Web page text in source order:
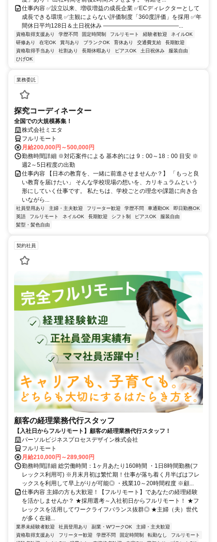
仕事内容 ✅設立以来、増収増益の成長企業 ✅ECディレクターとして
成長できる環境 ✅主観によらない評価制度「360度評価」を採用 ✅年
間休日平均128日＆土日祝休み ―――――――――――――...
資格取得支援あり 学歴不問 固定時間制 フルリモート 経験者歓迎
ネイルOK
研修あり
在宅OK 賞与あり ブランクOK 育休あり 交通費支給
長期歓迎
資格取得手当あり
社割あり 長期休暇あり ピアスOK 土日祝休み
服装自由
ひげOK
業務委託
探究コーディネーター
全国での大規模募集！
株式会社ミエタ
フルリモート
月給200,000円～500,000円
勤務時間詳細 ※対応案件による 基本的には 9：00～18：00 目安 ※
週2～5日程度の出勤
仕事内容 【日本の教育を、一緒に前進させませんか？】 「もっと良
い教育を届けたい」 そんな学校現場の想いを、カリキュラムという
形にしていく仕事です。 私たちは、学校ごとの理念や課題に向き合
いながら...
社員登用あり 主婦・主夫歓迎 フリーター歓迎 学歴不問 車通勤OK
即日勤務OK
英語
フルリモート ネイルOK 長期歓迎 シフト制 ピアスOK
服装自由
髪型・髪色自由
契約社員
顧客の経理業務代行スタッフ
【入社日からフルリモート】顧客の経理業務代行スタッフ！
パーソルビジネスプロセスデザイン株式会社
フルリモート
月給210,000円～289,900円
勤務時間詳細 総労働時間：1ヶ月あたり160時間 ・1日8時間勤務(フ
レックス利用可) ※月末月初は繁忙期！仕事が落ち着く月半ばはフレ
ックスを利用して早上がりが可能◎ ・残業10～20時間程度 ※顧...
仕事内容 主婦の方も大歓迎！【フルリモート】であなたの経理経験
を活かしませんか？ ★採用選考～入社初日からフルリモート！ ★フ
レックスを活用してワークライフバランス抜群◎ ★主婦（夫）世代
が多く在籍...
業界未経験者歓迎 社員登用あり 副業・WワークOK
主婦・主夫歓迎
資格取得支援あり
フリーター歓迎 学歴不問 固定時間制 転勤なし
フルリモート